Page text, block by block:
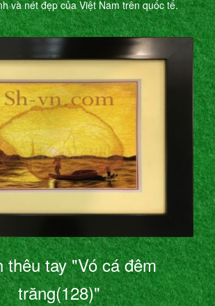
và nét đẹp của Việt Nam trên quốc tế.
thêu tay "Vó cá đêm
trăng(128)"